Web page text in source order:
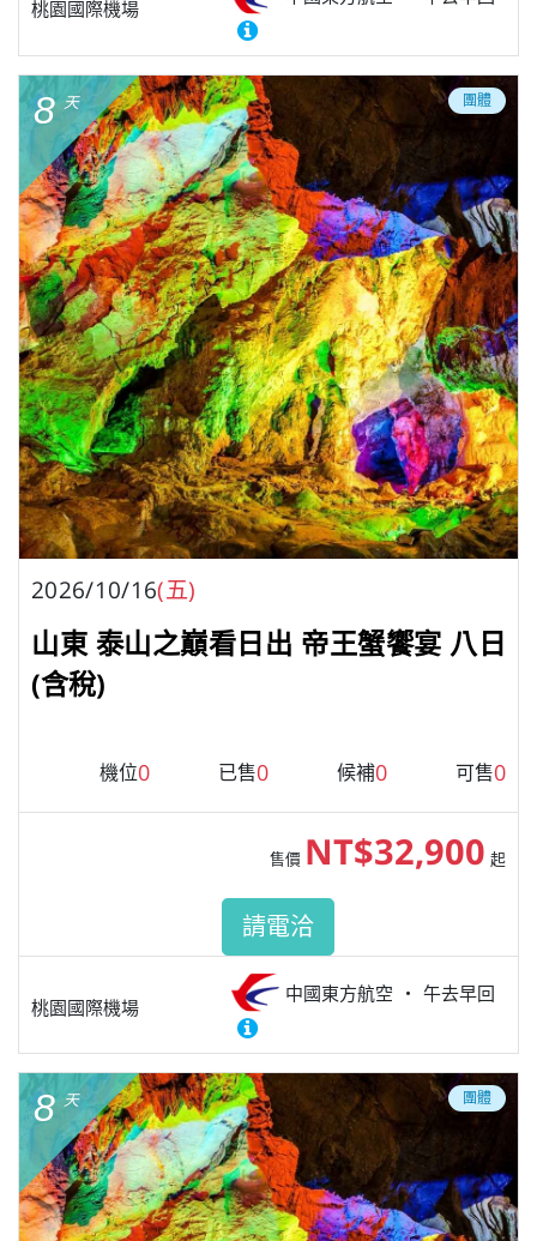
桃園國際機場
8 天 團體
2026/10/16(五)
山東 泰山之巔看日出 帝王蟹饗宴 八日
(含稅)
機位0 已售0 候補0 可售0
桃園國際機場
中國東方航空 午去早回
售價 NT$32,900 起
請電洽
8 天 團體